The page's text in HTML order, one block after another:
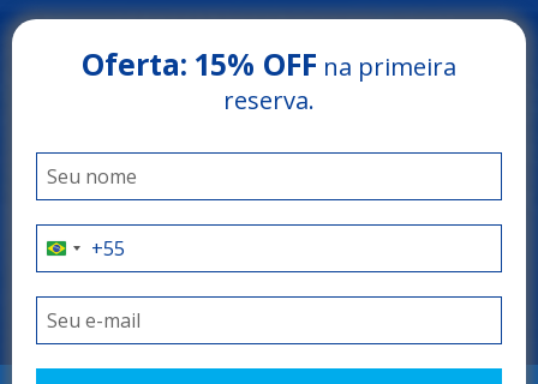
Oferta: 15% OFF na primeira
reserva.
Arrey Rio Poty Hotel
LUÍS CORREIA - PIAUÍ
O litoral do Piauí
como você nunca
viu